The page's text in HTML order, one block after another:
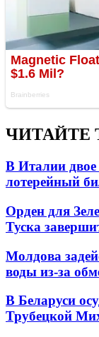
ЧИТАЙТЕ
В Италии
лотерейный
Орден для
Туска
Молдова
воды из-за
В Беларуси
Трубецкой